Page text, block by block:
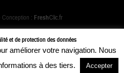
: FreshClic.fr
et de protection des données
améliorer votre navigation. Nous
à des tiers.
Accepter